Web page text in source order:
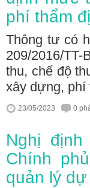
phí thẩm
Thông tư có
209/2016/
thu, chế độ
xây dựng, phí
23/05/2023 0
Nghị định
Chính
quản lý